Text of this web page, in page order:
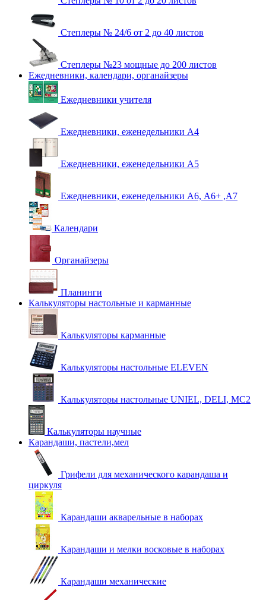
Степлеры № 24/6 от 2 до 40 листов
Степлеры №23 мощные до 200 листов
Ежедневники, календари, органайзеры
Ежедневники учителя
Ежедневники, еженедельники А4
Ежедневники, еженедельники А5
Ежедневники, еженедельники А6, А6+ ,А7
Календари
Органайзеры
Планинги
Калькуляторы настольные и карманные
Калькуляторы карманные
Калькуляторы настольные ELEVEN
Калькуляторы настольные UNIEL, DELI, MC2
Калькуляторы научные
Карандаши, пастели,мел
Грифели для механического карандаша и
циркуля
Карандаши акварельные в наборах
Карандаши и мелки восковые в наборах
Карандаши механические